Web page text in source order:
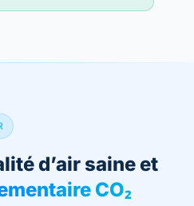
d’air saine et
CO₂